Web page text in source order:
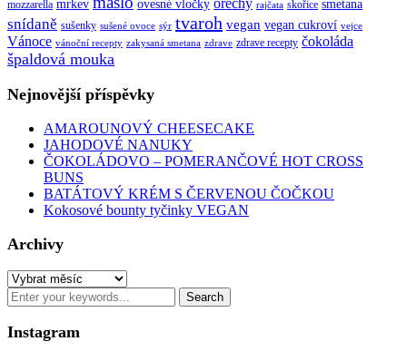
mozzarella mrkev ovesné vločky rajčata skořice smetana
snídaně sušenky sušené ovoce sýr tvaroh vegan vegan cukroví vejce
Vánoce vánoční recepty zakysaná smetana zdrave zdrave recepty čokoláda
špaldová mouka
Nejnovější příspěvky
AMAROUNOVÝ CHEESECAKE
JAHODOVÉ NANUKY
ČOKOLÁDOVO – POMERANČOVÉ HOT CROSS
BUNS
BATÁTOVÝ KRÉM S ČERVENOU ČOČKOU
Kokosové bounty tyčinky VEGAN
Archivy
Archivy
Instagram